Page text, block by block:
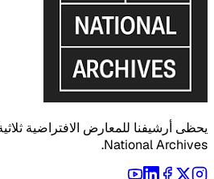
National Archives.